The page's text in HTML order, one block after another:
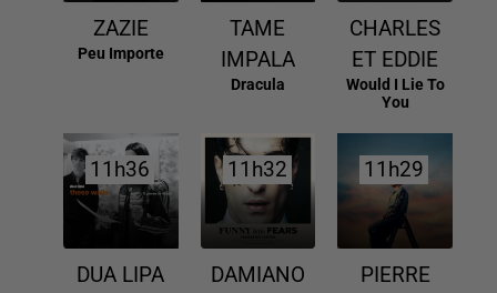
ZAZIE
Peu Importe
TAME
IMPALA
Dracula
CHARLES
ET EDDIE
Would I Lie To
You
11h36
11h36
DUA LIPA
11h32
11h32
DAMIANO
11h29
11h29
PIERRE